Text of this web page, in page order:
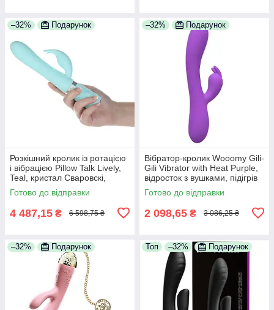
–32% Подарунок
Розкішний кролик із ротацією
і вібрацією Pillow Talk Lively,
Teal, кристал Сваровскі,
потрійний відріст
Готово до відправки
4 487,15 ₴ 6 598,75 ₴
–32% Подарунок
Вібратор-кролик Wooomy Gili-
Gili Vibrator with Heat Purple,
відросток з вушками, підігрів
до 40 °C
Готово до відправки
2 098,65 ₴ 3 086,25 ₴
–32% Подарунок Топ –32% Подарунок